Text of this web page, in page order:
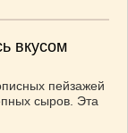
вкусом
пейзажей
сыров. Эта